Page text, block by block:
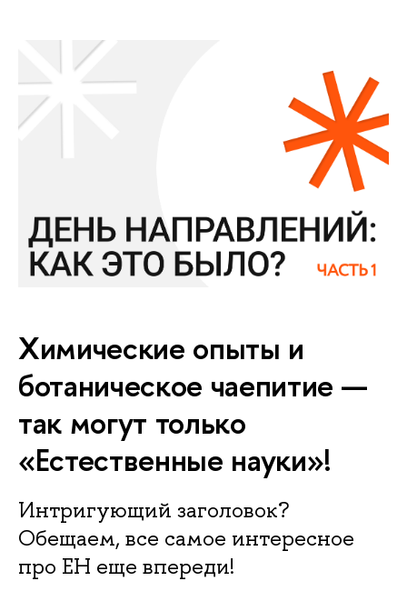
Химические опыты и
ботаническое чаепитие —
так могут только
«Естественные науки»!
Интригующий заголовок?
Обещаем, все самое интересное
про ЕН еще впереди!